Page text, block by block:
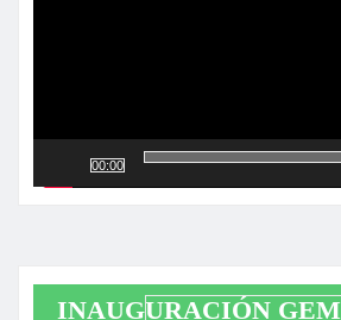
00:00
INAUGURACIÓN